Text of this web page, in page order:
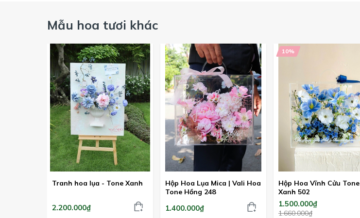
Mẫu hoa tươi khác
Tranh hoa lụa - Tone Xanh
2.200.000₫
Hộp Hoa Lụa Mica | Vali Hoa
Tone Hồng 248
1.400.000₫
10%
Hộp Hoa Vĩnh Cửu Tone
Xanh 502
1.500.000₫
1.660.000₫